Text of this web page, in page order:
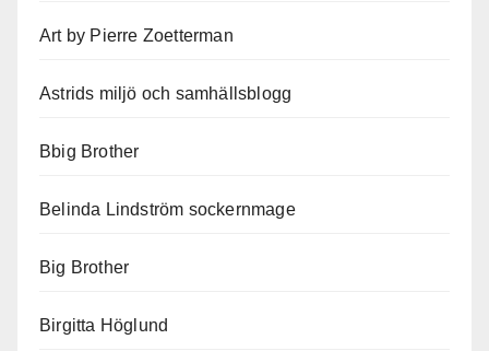
Art by Pierre Zoetterman
Astrids miljö och samhällsblogg
Bbig Brother
Belinda Lindström sockernmage
Big Brother
Birgitta Höglund